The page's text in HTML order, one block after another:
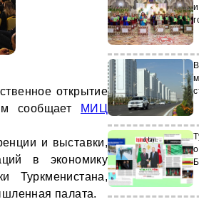
открытие
сообщает
МИЦ
и выставки,
в экономику
Туркменистана,
палата.